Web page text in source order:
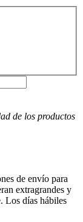
de los productos
de envío para
extragrandes y
Los días hábiles